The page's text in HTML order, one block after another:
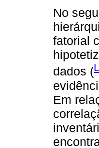
No
fatorial
dados (
Em